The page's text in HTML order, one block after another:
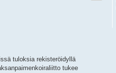
tuloksia rekisteröidyllä
tukee